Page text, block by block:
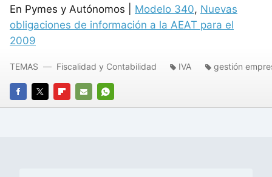
En Pymes y Autónomos | Modelo 340, Nuevas
obligaciones de información a la AEAT para el
2009
FACEBOOK
TWITTERFLIPBOARD
E-
WHATSAPP
TEMAS Fiscalidad y Contabilidad IVA gestión